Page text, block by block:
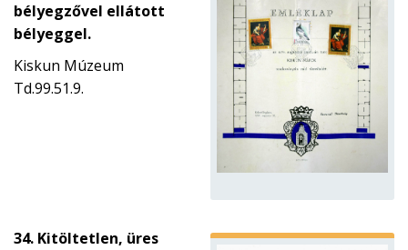
bélyegzővel ellátott
bélyeggel.
Kiskun Múzeum
Td.99.51.9.
34. Kitöltetlen, üres